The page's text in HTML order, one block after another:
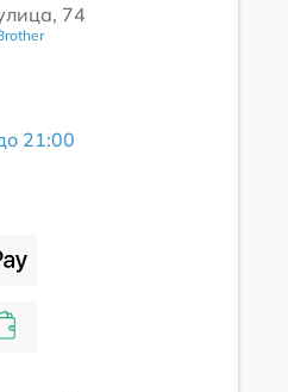
74
21:00